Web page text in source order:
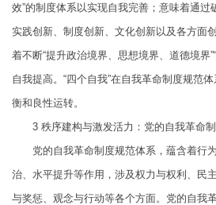
效”的制度体系以实现自我完善；意味着通过
实践创新、制度创新、文化创新以及各方面
着不断“提升政治境界、思想境界、道德境界
自我提高。“四个自我”在自我革命制度规范
衡和良性运转。
3秩序建构与激发活力： 党的自我革命
党的自我革命制度规范体系，蕴含着行
治、水平提升等作用，涉及权力与权利、民
与奖惩、观念与行动等各个方面。党的自我